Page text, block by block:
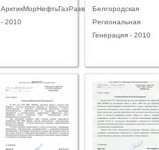
АрктикМорНефтьГазРазведка
- 2010
Белгородская
Региональная
Генерация - 2010